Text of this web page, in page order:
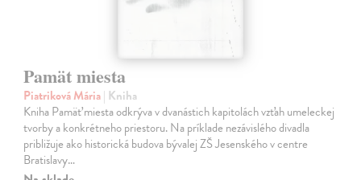
Pamät miesta
Piatriková Mária| Kniha
Kniha Pamäť miesta odkrýva v dvanástich kapitolách vzťah umeleckej
tvorby a konkrétneho priestoru. Na príklade nezávislého divadla
približuje ako historická budova bývalej ZŠ Jesenského v centre
Bratislavy…